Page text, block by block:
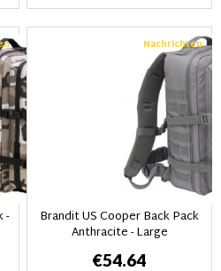
-
Nachrichten
Brandit US Cooper Back Pack
Anthracite - Large
€54.64